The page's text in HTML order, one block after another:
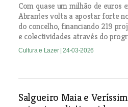
Com quase um milhão de euros
Abrantes volta a apostar forte
do concelho, financiando 219
e colectividades através do
Cultura e Lazer | 24-03-2026
Salgueiro Maia e